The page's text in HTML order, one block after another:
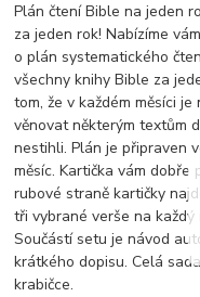
Plán čtení Bible na jeden
za jeden rok! Nabízíme
o plán systematického
všechny knihy Bible za
tom, že v každém měsíci
věnovat některým textům
nestihli. Plán je připraven
měsíc. Kartička vám dobře
rubové straně kartičky
tři vybrané verše na každý
Součástí setu je návod
krátkého dopisu. Celá
krabičce.